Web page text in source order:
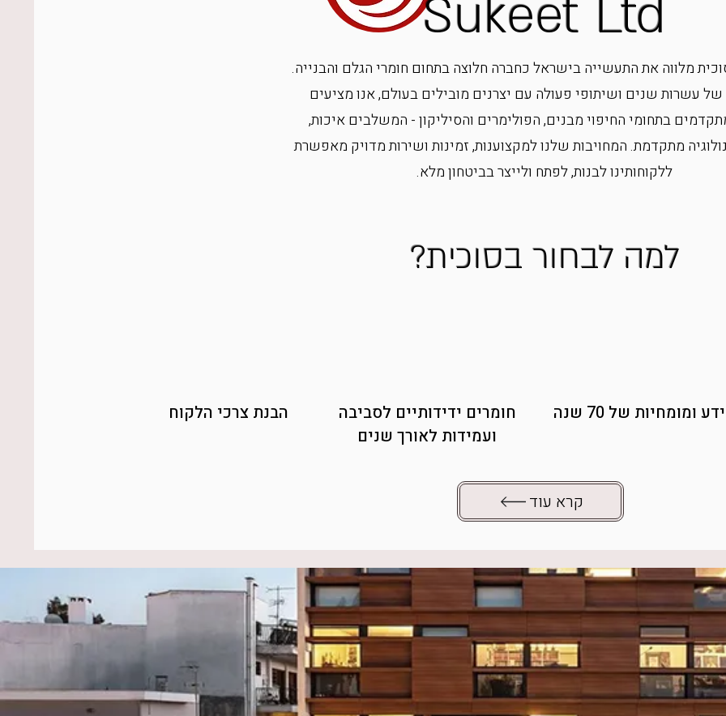
Sukeet Ltd
למה לבחור בסוכית?
הבנת צרכי הלקוח
חומרים ידידותיים לסביבה
ועמידות לאורך שנים
ידע ומומחיות של 70 שנה
קרא עוד
1956, סוכית מלווה את התעשייה בישראל כחברה חלוצה בתחום חומרי הגלם והבנייה.
של עשרות שנים ושיתופי פעולה עם יצרנים מובילים בעולם, אנו מציעים
בתחומי החיפוי מבנים, הפולימרים והסיליקון - המשלבים איכות,
מתקדמת. המחויבות שלנו למקצוענות, זמינות ושירות מדויק מאפשרת
ללקוחותינו לבנות, לפתח ולייצר בביטחון מלא.